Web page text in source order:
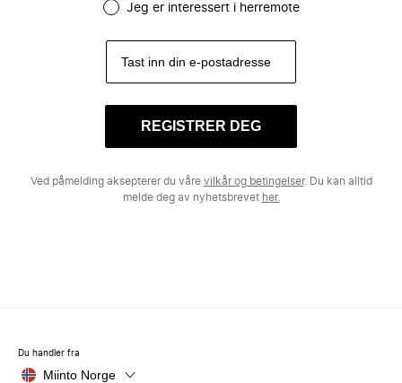
Jeg er interessert i herremote
REGISTRER DEG
Ved påmelding aksepterer du våre vilkår og betingelser. Du kan alltid
melde deg av nyhetsbrevet her.
Du handler fra
Miinto Norge